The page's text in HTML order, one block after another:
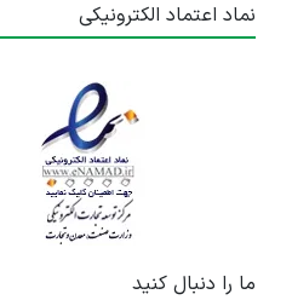
نماد اعتماد الکترونیکی
ما را دنبال کنید